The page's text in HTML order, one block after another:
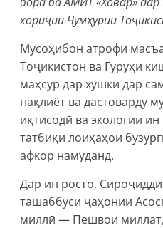
хориҷии Ҷумҳурии
Мусоҳибон атрофи
Тоҷикистон ва Гурӯҳи
маҳсур дар хушкӣ дар
нақлиёт ва дастоварду
иқтисодӣ ва экологии
татбиқи лоиҳаҳои
афкор намуданд.
Дар ин росто,
ташаббуси ҷаҳонии
миллӣ — Пешвои